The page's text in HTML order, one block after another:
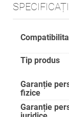
Tip produs
Garanție
fizice
Garanție